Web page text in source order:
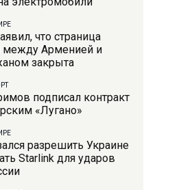
что страница
между Арменией и
закрыта
подписал контракт
«Лугано»
разрешить Украине
Starlink для ударов